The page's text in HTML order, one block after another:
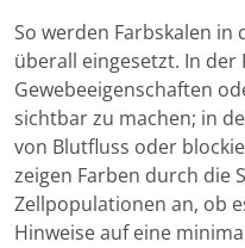
So werden Farbskalen
überall eingesetzt. In der
Gewebeeigenschaften
sichtbar zu machen; in
von Blutfluss oder
zeigen Farben durch die
Zellpopulationen an, ob
Hinweise auf eine